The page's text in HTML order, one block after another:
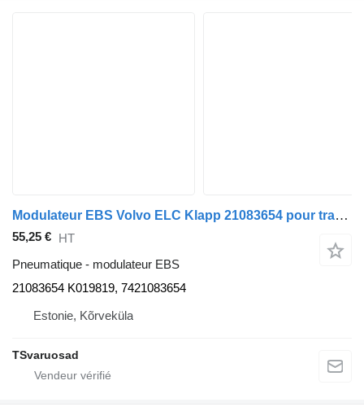
Modulateur EBS Volvo ELC Klapp 21083654 pour tracteur routier Volvo FL240
55,25 € HT
Pneumatique - modulateur EBS
21083654 K019819, 7421083654
Estonie, Kõrveküla
TSvaruosad